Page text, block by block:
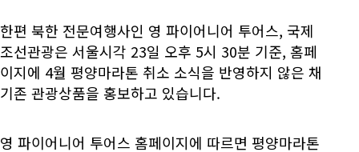
한편 북한 전문여행사인 영 파이어니어 투어스, 국제
조선관광은 서울시각 23일 오후 5시 30분 기준, 홈페
이지에 4월 평양마라톤 취소 소식을 반영하지 않은 채
기존 관광상품을 홍보하고 있습니다.
영 파이어니어 투어스 홈페이지에 따르면 평양마라톤